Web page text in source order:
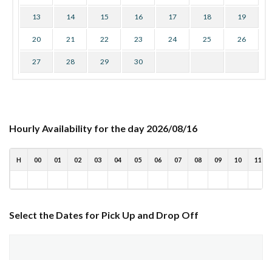
13 14 15 16 17 18 19
20 21 22 23 24 25 26
27 28 29 30
Hourly Availability for the day 2026/08/16
H 00 01 02 03 04 05 06 07 08 09 10 11
Select the Dates for Pick Up and Drop Off